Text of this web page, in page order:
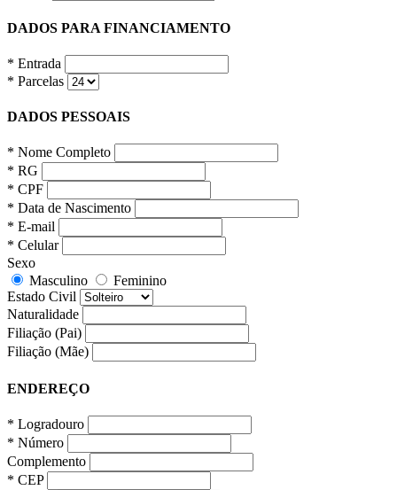
DADOS PARA FINANCIAMENTO
* Entrada
* Parcelas
DADOS PESSOAIS
* Nome Completo
* RG
* CPF
* Data de Nascimento
* E-mail
* Celular
Sexo
Masculino
Feminino
Estado Civil
Naturalidade
Filiação (Pai)
Filiação (Mãe)
ENDEREÇO
* Logradouro
* Número
Complemento
* CEP